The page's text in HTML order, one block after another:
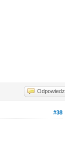
Odpowiedz
#38